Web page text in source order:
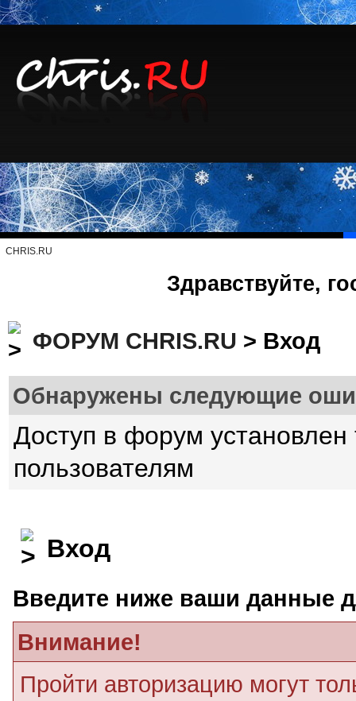
CHRIS.RU
Здравствуйте,
ФОРУМ CHRIS.RU > Вход
Обнаружены следующие
Доступ в форум
пользователям
Вход
Введите ниже ваши данные
Внимание!
Пройти авторизацию могут